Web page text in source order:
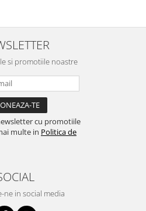
si promotiile noastre
cu promotiile
multe in Politica de
ne in social media